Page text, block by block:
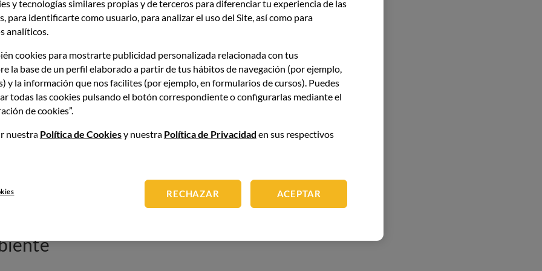
las impurezas y los sedimentos, y mejorar la
en el producto final, su uso va en contra de
forma de explotación animal.
de los vinos veganos:
de origen animal
vegetales
que cumplen la misma finalidad.
y tecnologías similares propias y de terceros para diferenciar tu experiencia de las
para identificarte como usuario, para analizar el uso del Site, así como para
analíticos.
cookies para mostrarte publicidad personalizada relacionada con tus
la base de un perfil elaborado a partir de tus hábitos de navegación (por ejemplo,
y la información que nos facilites (por ejemplo, en formularios de cursos). Puedes
todas las cookies pulsando el botón correspondiente o configurarlas mediante el
de cookies”.
nuestra Política de Cookiesy nuestra Política de Privacidad en sus respectivos
RECHAZAR ACEPTAR